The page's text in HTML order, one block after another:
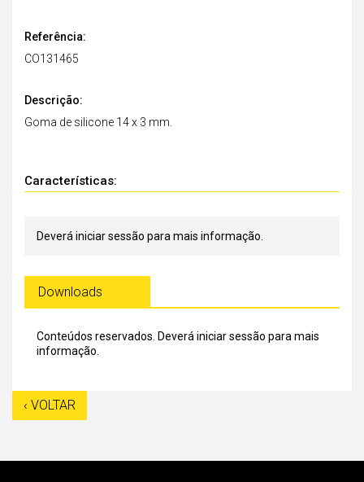
Referência:
CO131465
Descrição:
Goma de silicone 14 x 3 mm.
Características:
Deverá iniciar sessão para mais informação.
Downloads
Conteúdos reservados. Deverá iniciar sessão para mais
informação.
‹ VOLTAR